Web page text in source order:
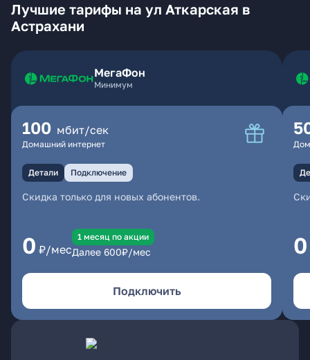
Лучшие тарифы на ул Аткарская в
Астрахани
МегаФон
Минимум
100 мбит/сек
Домашний интернет
Детали Подключение
Скидка только для новых абонентов.
0 ₽/мес
1 месяц по акции
Далее 600₽/мес
Подключить
0